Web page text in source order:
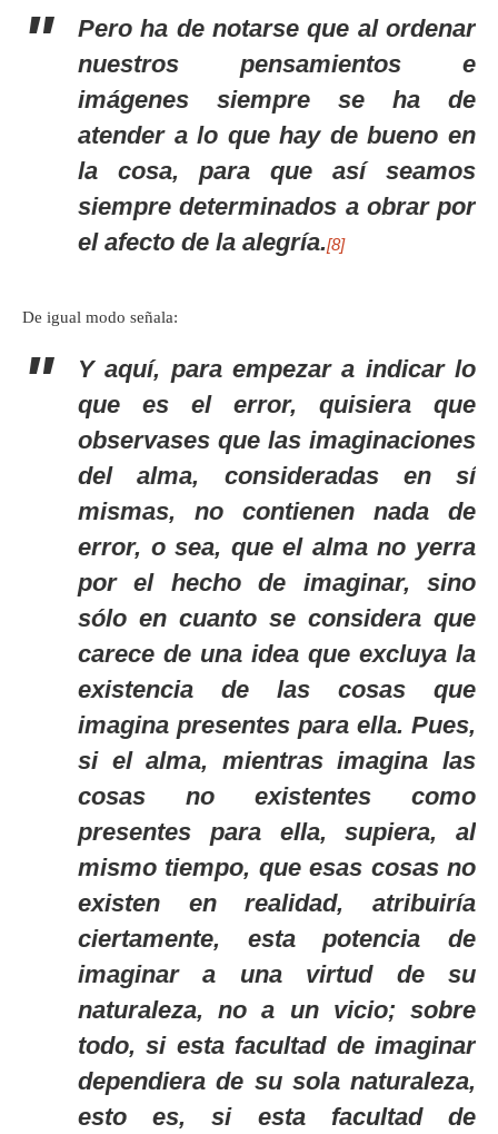
Pero ha de notarse que al ordenar
nuestros pensamientos e
imágenes siempre se ha de
atender a lo que hay de bueno en
la cosa, para que así seamos
siempre determinados a obrar por
el afecto de la alegría.[8]
De igual modo señala:
Y aquí, para empezar a indicar lo
que es el error, quisiera que
observases que las imaginaciones
del alma, consideradas en sí
mismas, no contienen nada de
error, o sea, que el alma no yerra
por el hecho de imaginar, sino
sólo en cuanto se considera que
carece de una idea que excluya la
existencia de las cosas que
imagina presentes para ella. Pues,
si el alma, mientras imagina las
cosas no existentes como
presentes para ella, supiera, al
mismo tiempo, que esas cosas no
existen en realidad, atribuiría
ciertamente, esta potencia de
imaginar a una virtud de su
naturaleza, no a un vicio; sobre
todo, si esta facultad de imaginar
dependiera de su sola naturaleza,
esto es, si esta facultad de